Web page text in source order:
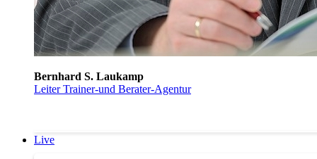
Bernhard S. Laukamp
Leiter Trainer-und Berater-Agentur
Live